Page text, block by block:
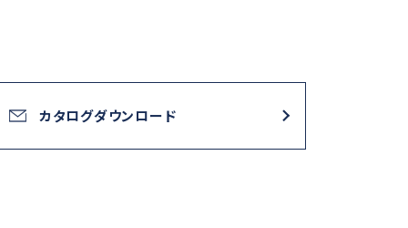
カタログダウンロード